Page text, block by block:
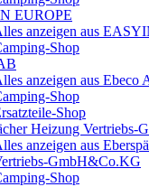
EUROPE
anzeigen aus
Shop
anzeigen aus Ebeco
Shop
Shop
Heizung Vertriebs-
anzeigen aus
GmbH&Co.KG
Shop